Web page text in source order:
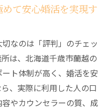
て安心婚活を実現す
なのは「評判」のチェッ
は、北海道千歳市蘭越の
ト体制が高く、婚活を安
、実際に利用した人の口
やカウンセラーの質、成